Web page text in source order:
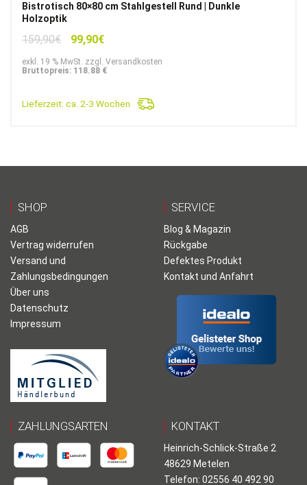
Bistrotisch 80×80 cm Stahlgestell Rund | Dunkle
Holzoptik
159,90€
Ursprünglicher
war:
99,90€Aktueller
ist:
exkl. 19 % MwSt. zzgl. Versandkosten
Bruttopreis: 118.88 €
Lieferzeit: ca. 2-3 Wochen
SHOP
AGB
Vertrag widerrufen
Versand und
Zahlungsbedingungen
Über uns
Datenschutz
Impressum
SERVICE
Blog & Magazin
Rückgabe
Defektes Produkt
Kontakt und Anfahrt
ZAHLUNGSARTEN KONTAKT
Heinrich-Schlick-Straße 2
48629 Metelen
Telefon: 02556 40 492 90